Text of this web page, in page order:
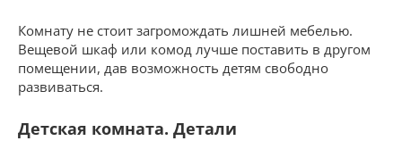
Комнату не стоит загромождать лишней мебелью.
Вещевой шкаф или комод лучше поставить в другом
помещении, дав возможность детям свободно
развиваться.
Детская комната. Детали